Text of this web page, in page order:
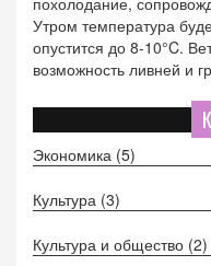
Утром температура
опустится до 8-10°C.
возможность ливней и
гидрометеоцентром.
Экономика (5)
Культура (3)
Культура и общество (2)